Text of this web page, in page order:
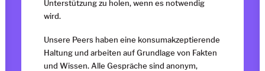
Unterstützung zu holen, wenn es notwendig
wird.
Unsere Peers haben eine konsumakzeptierende
Haltung und arbeiten auf Grundlage von Fakten
und Wissen. Alle Gespräche sind anonym,